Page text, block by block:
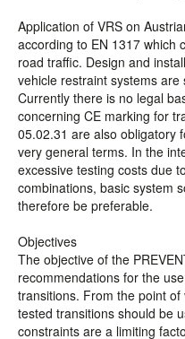
Application of VRS on
according to EN 1317 which
road traffic. Design and
vehicle restraint systems
Currently there is no legal
concerning CE marking for
05.02.31 are also obligatory
very general terms. In the
excessive testing costs due
combinations, basic system
therefore be preferable.
Objectives
The objective of the
recommendations for the
transitions. From the point
tested transitions should be
constraints are a limiting